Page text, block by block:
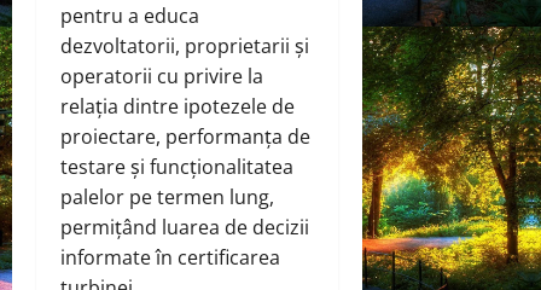
pentru a educa
dezvoltatorii, proprietarii și
operatorii cu privire la
relația dintre ipotezele de
proiectare, performanța de
testare și funcționalitatea
palelor pe termen lung,
permițând luarea de decizii
informate în certificarea